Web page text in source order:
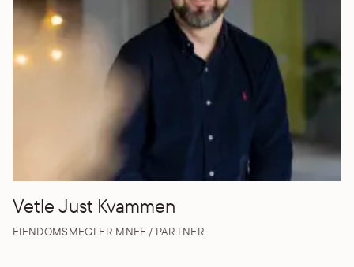
Vetle Just Kvammen
EIENDOMSMEGLER MNEF / PARTNER